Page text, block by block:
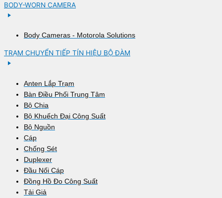
BODY-WORN CAMERA
Body Cameras - Motorola Solutions
TRẠM CHUYỂN TIẾP TÍN HIỆU BỘ ĐÀM
Anten Lắp Trạm
Bàn Điều Phối Trung Tâm
Bộ Chia
Bộ Khuếch Đại Công Suất
Bộ Nguồn
Cáp
Chống Sét
Duplexer
Đầu Nối Cáp
Đồng Hồ Đo Công Suất
Tải Giả